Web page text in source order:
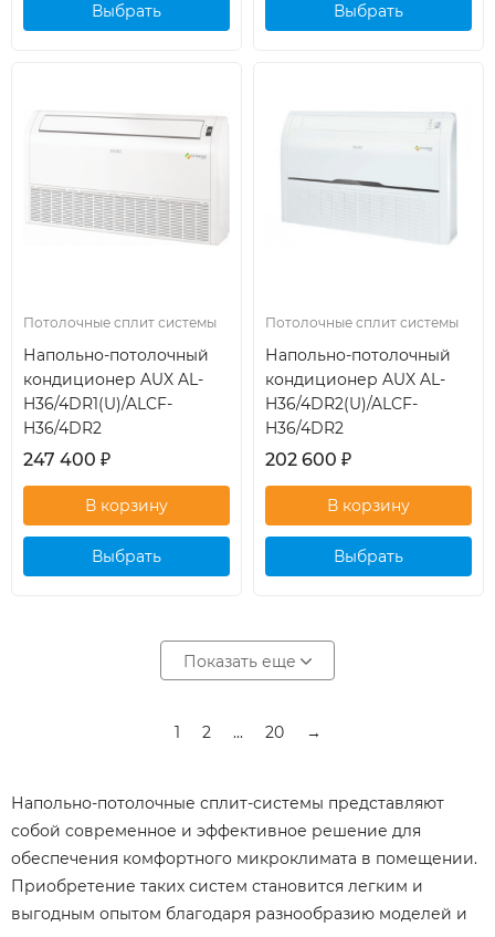
Выбрать
Выбрать
Потолочные сплит системы
Напольно-потолочный
кондиционер AUX AL-
H36/4DR1(U)/ALCF-
H36/4DR2
247 400 ₽
Выбрать
Потолочные сплит системы
Напольно-потолочный
кондиционер AUX AL-
H36/4DR2(U)/ALCF-
H36/4DR2
202 600 ₽
Выбрать
Показать еще
1 2 ... 20 →
Напольно-потолочные сплит-системы представляют
собой современное и эффективное решение для
обеспечения комфортного микроклимата в помещении.
Приобретение таких систем становится легким и
выгодным опытом благодаря разнообразию моделей и